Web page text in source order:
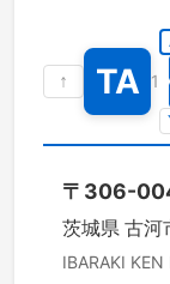
↑ TA 1
〒 306-
茨城県 古河
IBARAKI KEN